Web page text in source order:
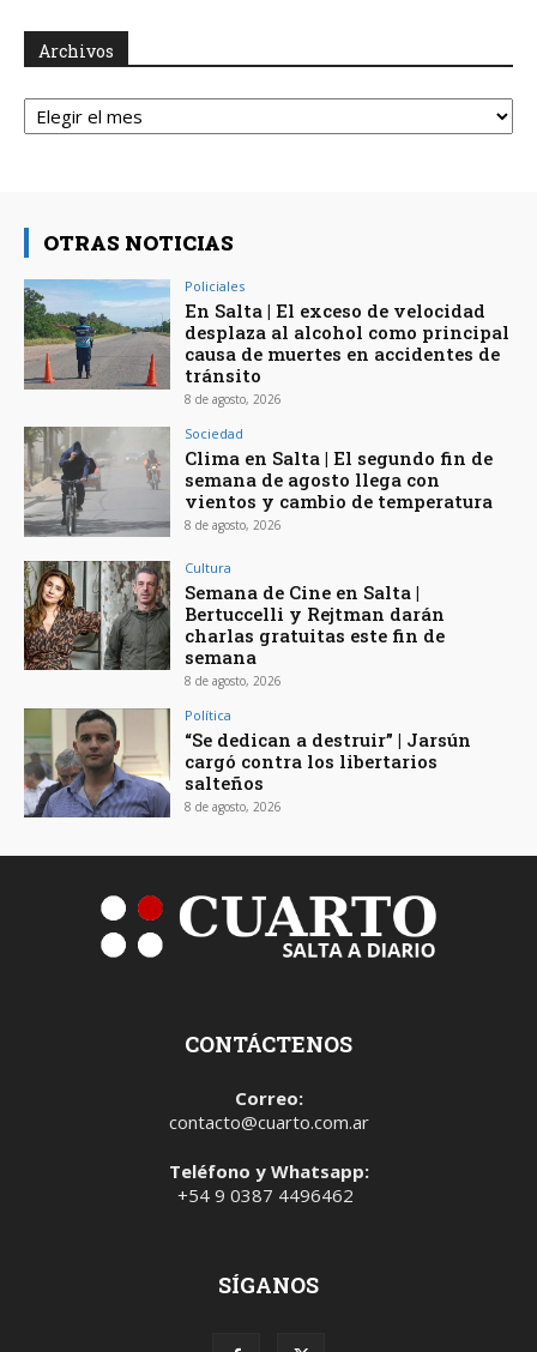
Archivos
Archivos
OTRAS NOTICIAS
Policiales
En Salta | El exceso de velocidad
desplaza al alcohol como principal
causa de muertes en accidentes de
tránsito
8 de agosto, 2026
Sociedad
Clima en Salta | El segundo fin de
semana de agosto llega con
vientos y cambio de temperatura
8 de agosto, 2026
Cultura
Semana de Cine en Salta |
Bertuccelli y Rejtman darán
charlas gratuitas este fin de
semana
8 de agosto, 2026
Política
“Se dedican a destruir” | Jarsún
cargó contra los libertarios
salteños
8 de agosto, 2026
CONTÁCTENOS
Correo:
contacto@cuarto.com.ar
Teléfono y Whatsapp:
+54 9 0387 4496462
SÍGANOS